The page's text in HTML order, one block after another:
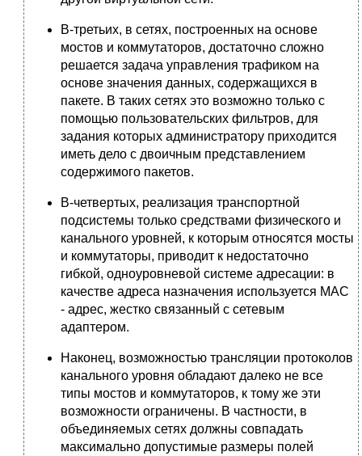
В-третьих, в сетях, построенных на основе
мостов и коммутаторов, достаточно сложно
решается задача управления трафиком на
основе значения данных, содержащихся в
пакете. В таких сетях это возможно только с
помощью пользовательских фильтров, для
задания которых администратору приходится
иметь дело с двоичным представлением
содержимого пакетов.
В-четвертых, реализация транспортной
подсистемы только средствами физического и
канального уровней, к которым относятся мосты
и коммутаторы, приводит к недостаточно
гибкой, одноуровневой системе адресации: в
качестве адреса назначения используется МАС
- адрес, жестко связанный с сетевым
адаптером.
Наконец, возможностью трансляции протоколов
канального уровня обладают далеко не все
типы мостов и коммутаторов, к тому же эти
возможности ограничены. В частности, в
объединяемых сетях должны совпадать
максимально допустимые размеры полей